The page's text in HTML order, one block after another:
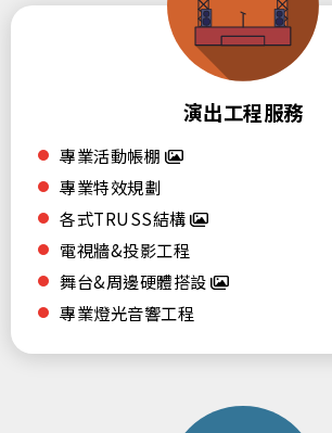
演出工程服務
專業活動帳棚
專業特效規劃
各式TRUSS結構
電視牆&投影工程
舞台&周邊硬體搭設
專業燈光音響工程